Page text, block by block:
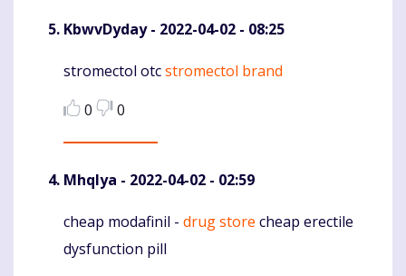
KbwvDyday- 2022-04-02 - 08:25
Komentaras
stromectol otcstromectol brand
0
0
Mhqlya - 2022-04-02 - 02:59
Komentaras
cheap modafinil - drug store cheap erectile
dysfunction pill